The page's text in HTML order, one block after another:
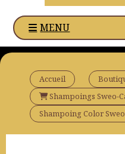
MENU
Accueil
Shampoings Sweo-
Shampoing Color